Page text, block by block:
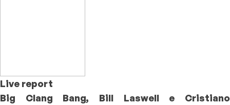
Live report
Big Clang Bang, Bill Laswell e Cristiano